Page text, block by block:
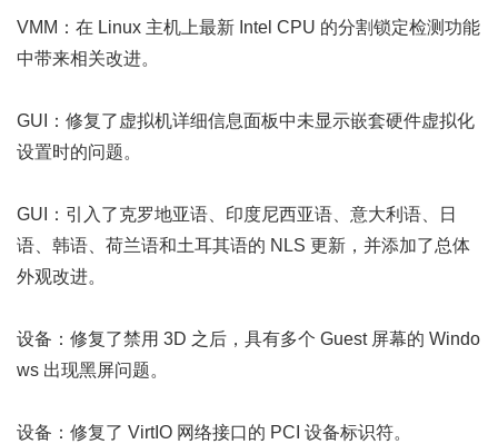
VMM：在 Linux 主机上最新 Intel CPU 的分割锁定检测功能
中带来相关改进。
GUI：修复了虚拟机详细信息面板中未显示嵌套硬件虚拟化
设置时的问题。
GUI：引入了克罗地亚语、印度尼西亚语、意大利语、日
语、韩语、荷兰语和土耳其语的 NLS 更新，并添加了总体
外观改进。
设备：修复了禁用 3D 之后，具有多个 Guest 屏幕的 Windo
ws 出现黑屏问题。
设备：修复了 VirtIO 网络接口的 PCI 设备标识符。